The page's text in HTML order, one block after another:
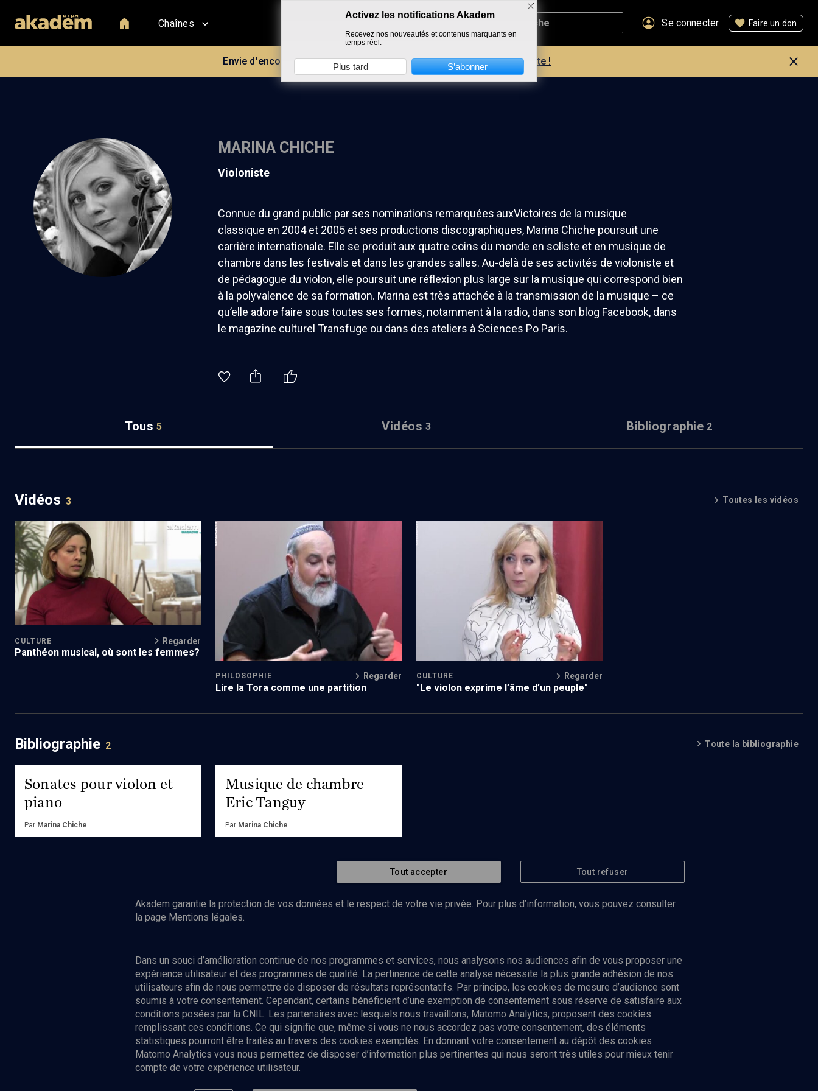
Chaînes Se connecter Faire un don
Envie d'encore plus d'AKADEM ? Découvrez les avantages d'un compte !
MARINA CHICHE
violoniste
Connue du grand public par ses nominations remarquées auxVictoires de la musique
classique en 2004 et 2005 et ses productions discographiques, Marina Chiche poursuit une
carrière internationale. Elle se produit aux quatre coins du monde en soliste et en musique de
chambre dans les festivals et dans les grandes salles. Au-delà de ses activités de violoniste et
de pédagogue du violon, elle poursuit une réflexion plus large sur la musique qui correspond bien
à la polyvalence de sa formation. Marina est très attachée à la transmission de la musique – ce
qu’elle adore faire sous toutes ses formes, notamment à la radio, dans son blog Facebook, dans
le magazine culturel Transfuge ou dans des ateliers à Sciences Po Paris.
Tous 5 Vidéos 3 Bibliographie 2
Vidéos 3 Toutes les vidéos
Musiciennes de légende
CULTURE Regarder
Panthéon musical, où sont les femmes?
La violoniste et le talmudiste
PHILOSOPHIE Regarder
Lire la Tora comme une partition
Quand la musique donne
CULTURE Regarder
"Le violon exprime l’âme d’un peuple"
Bibliographie 2 Toute la bibliographie
Sonates pour violon et
piano
Par Marina Chiche
Musique de chambre
Eric Tanguy
Par Marina Chiche
Abonnez-vous à notre newsletter
Envoyer
Nos Chaines
Tout accepter Tout refuser
Akadem garantie la protection de vos données et le respect de votre vie privée. Pour plus d’information, vous pouvez consulter
la page Mentions légales.
Dans un souci d’amélioration continue de nos programmes et services, nous analysons nos audiences afin de vous proposer une
expérience utilisateur et des programmes de qualité. La pertinence de cette analyse nécessite la plus grande adhésion de nos
utilisateurs afin de nous permettre de disposer de résultats représentatifs. Par principe, les cookies de mesure d’audience sont
soumis à votre consentement. Cependant, certains bénéficient d’une exemption de consentement sous réserve de satisfaire aux
conditions posées par la CNIL. Les partenaires avec lesquels nous travaillons, Matomo Analytics, proposent des cookies
remplissant ces conditions. Ce qui signifie que, même si vous ne nous accordez pas votre consentement, des éléments
statistiques pourront être traités au travers des cookies exemptés. En donnant votre consentement au dépôt des cookies
Matomo Analytics vous nous permettez de disposer d’information plus pertinentes qui nous seront très utiles pour mieux tenir
compte de votre expérience utilisateur.
Activez les notifications Akadem
Recevez nos nouveautés et contenus marquants en
temps réel.
Plus tard S’abonner